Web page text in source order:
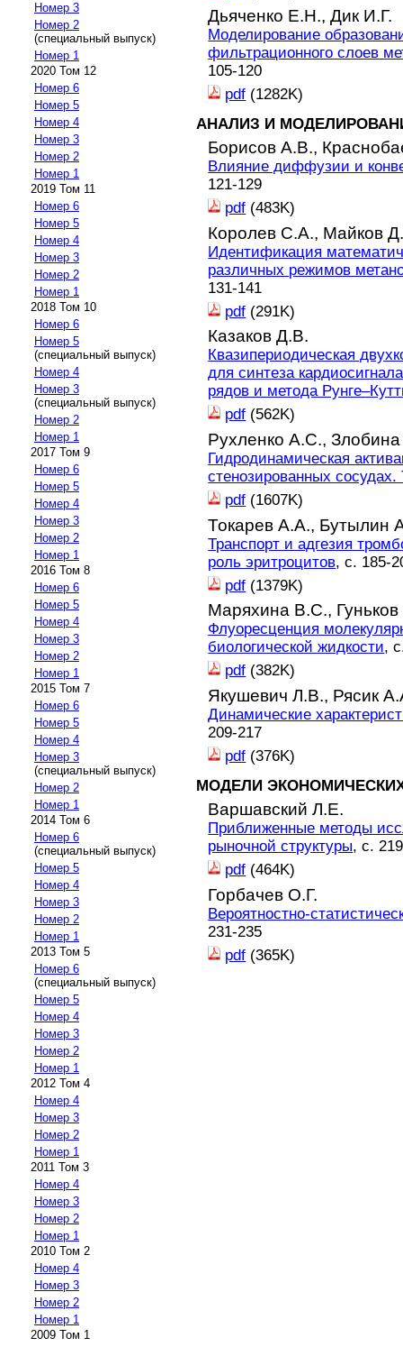
Номер 3
Номер 2
(специальный выпуск)
Номер 1
2020 Том 12
Номер 6
Номер 5
Номер 4
Номер 3
Номер 2
Номер 1
2019 Том 11
Номер 6
Номер 5
Номер 4
Номер 3
Номер 2
Номер 1
2018 Том 10
Номер 6
Номер 5
(специальный выпуск)
Номер 4
Номер 3
(специальный выпуск)
Номер 2
Номер 1
2017 Том 9
Номер 6
Номер 5
Номер 4
Номер 3
Номер 2
Номер 1
2016 Том 8
Номер 6
Номер 5
Номер 4
Номер 3
Номер 2
Номер 1
2015 Том 7
Номер 6
Номер 5
Номер 4
Номер 3
(специальный выпуск)
Номер 2
Номер 1
2014 Том 6
Номер 6
(специальный выпуск)
Номер 5
Номер 4
Номер 3
Номер 2
Номер 1
2013 Том 5
Номер 6
(специальный выпуск)
Номер 5
Номер 4
Номер 3
Номер 2
Номер 1
2012 Том 4
Номер 4
Номер 3
Номер 2
Номер 1
2011 Том 3
Номер 4
Номер 3
Номер 2
Номер 1
2010 Том 2
Номер 4
Номер 3
Номер 2
Номер 1
2009 Том 1
Дьяченко Е.Н.,Дик И.Г.
Моделирование
фильтрационного слоев
105-120
pdf (1282K)
АНАЛИЗ И
Борисов А.В.,
Влияние диффузии и
121-129
pdf (483K)
Королев С.А., Майков
Идентификация
различных режимов
131-141
pdf (291K)
Казаков Д.В.
Квазипериодическая
для синтеза
рядов и метода
pdf (562K)
Рухленко А.С.,
Гидродинамическая
стенозированных сосудах.
pdf (1607K)
Токарев А.А., Бутылин
Транспорт и адгезия
роль эритроцитов, с. 185-
pdf (1379K)
Маряхина В.С.,
Флуоресценция
биологической жидкости,
pdf (382K)
Якушевич Л.В., Рясик
Динамические
209-217
pdf (376K)
МОДЕЛИ
Варшавский Л.Е.
Приближенные методы
рыночной структуры, с.
pdf (464K)
Горбачев О.Г.
Вероятностно-
231-235
pdf (365K)